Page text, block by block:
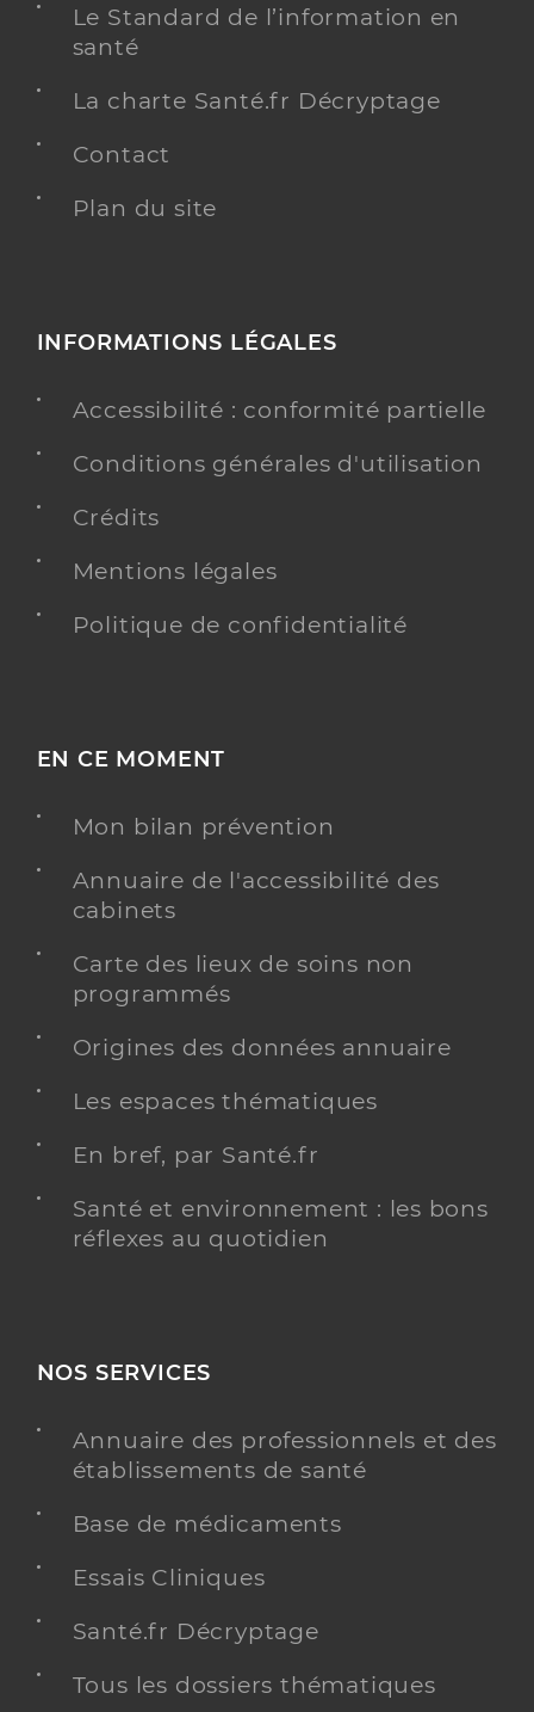
Le Standard de l’information en
santé
La charte Santé.fr Décryptage
Contact
Plan du site
INFORMATIONS LÉGALES
Accessibilité : conformité partielle
Conditions générales d'utilisation
Crédits
Mentions légales
Politique de confidentialité
EN CE MOMENT
Mon bilan prévention
Annuaire de l'accessibilité des
cabinets
Carte des lieux de soins non
programmés
Origines des données annuaire
Les espaces thématiques
En bref, par Santé.fr
Santé et environnement : les bons
réflexes au quotidien
NOS SERVICES
Annuaire des professionnels et des
établissements de santé
Base de médicaments
Essais Cliniques
Santé.fr Décryptage
Tous les dossiers thématiques